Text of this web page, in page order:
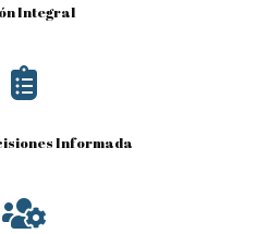
Integral

Informada
